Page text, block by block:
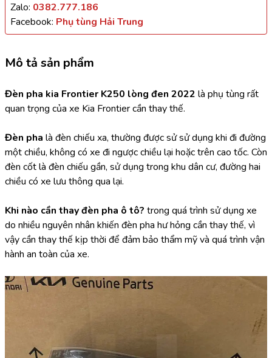
Zalo: 0382.777.186
Facebook: Phụ tùng Hải Trung
Mô tả sản phẩm
Đèn pha kia Frontier K250 lòng đen 2022 là phụ tùng rất
quan trọng của xe Kia Frontier cần thay thế.
Đèn pha là đèn chiếu xa, thường được sử sử dụng khi đi đường
một chiều, không có xe đi ngược chiều lại hoặc trên cao tốc. Còn
đèn cốt là đèn chiếu gần, sử dụng trong khu dân cư, đường hai
chiều có xe lưu thông qua lại.
Khi nào cần thay đèn pha ô tô? trong quá trình sử dụng xe
do nhiều nguyên nhân khiến đèn pha hư hỏng cần thay thế, vì
vậy cần thay thế kịp thời để đảm bảo thẩm mỹ và quá trình vận
hành an toàn của xe.